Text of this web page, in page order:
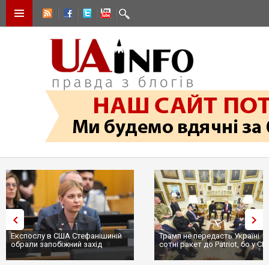
Експослу в США Стефанішиній
обрали запобіжний захід
Трамп не передасть Україні
сотні ракет до Patriot, бо у
...